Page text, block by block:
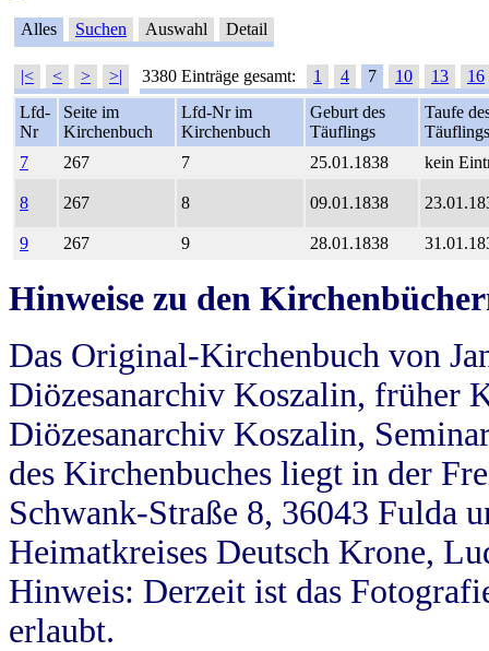
Alles Suchen Auswahl Detail
|< < > >| 3380 Einträge gesamt: 1 4 7 10 13
16
Lfd-
Nr
Seite im
Kirchenbuch
Lfd-Nr im
Kirchenbuch
Geburt des
Täuflings
Taufe
Täuflings
7
267 7 25.01.1838 kein
8 267 8 09.01.1838
9 267 9 28.01.1838
Hinweise zu den
Das Original-Kirchenbuch von
Diözesanarchiv Koszalin, früher
Diözesanarchiv Koszalin,
des Kirchenbuches liegt in der
Schwank-Straße 8, 36043 Fulda
Heimatkreises Deutsch Krone,
Hinweis: Derzeit ist das
erlaubt.